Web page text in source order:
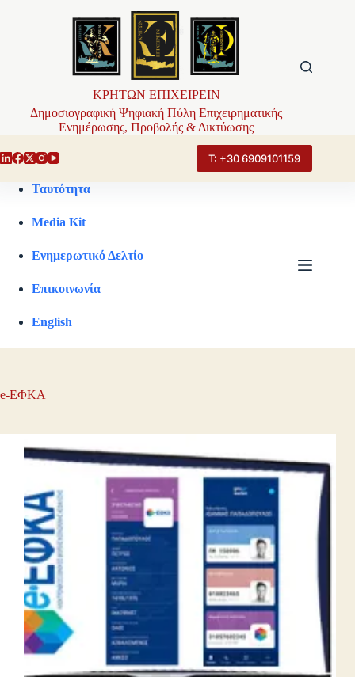
ΚΡΗΤΩΝ ΕΠΙΧΕΙΡΕΙΝ
Δημοσιογραφική Ψηφιακή Πύλη Επιχειρηματικής
Ενημέρωσης, Προβολής & Δικτύωσης
Τ: +30 6909101159
Ταυτότητα
Media Kit
Ενημερωτικό Δελτίο
Επικοινωνία
English
e-ΕΦΚΑ